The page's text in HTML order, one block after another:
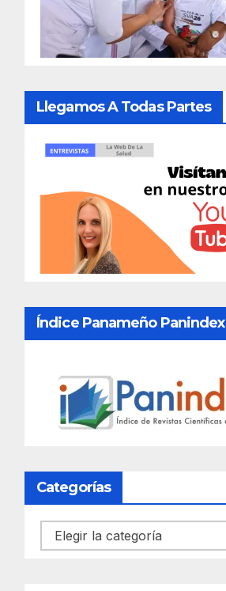
Llegamos A Todas Partes
Índice Panameño Panindex
Categorías
Categorías